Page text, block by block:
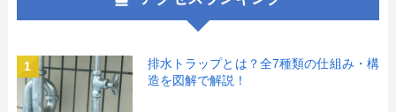
1
排水トラップとは？全7種類の仕組み・構
造を図解で解説！